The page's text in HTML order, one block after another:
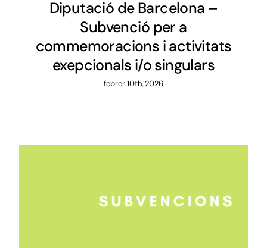
Diputació de Barcelona –
Subvenció per a
commemoracions i activitats
exepcionals i/o singulars
febrer 10th, 2026